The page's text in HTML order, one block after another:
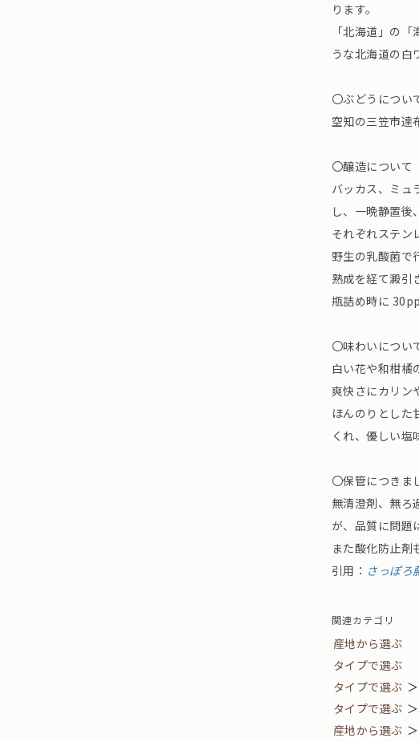
ります。
「北海道」の
うな北海道の白
〇ぶどうについ
空知の三笠市達
〇醸造について
バッカス、ミュ
し、一晩静置後
それぞれステン
野生の乳酸菌で
熟成を経て澱引
瓶詰め時に
〇味わいについ
白い花や和柑橘
爽快さにカリン
ほんのりとした
くれ、優しい塩
〇保管につきま
無清澄剤、無ろ
が、品質に問題
また酸化防止剤
引用： さっぽろ
関連カテゴリ
産地から選ぶ
タイプで選ぶ
タイプで選ぶ ＞
タイプで選ぶ ＞
産地から選ぶ ＞